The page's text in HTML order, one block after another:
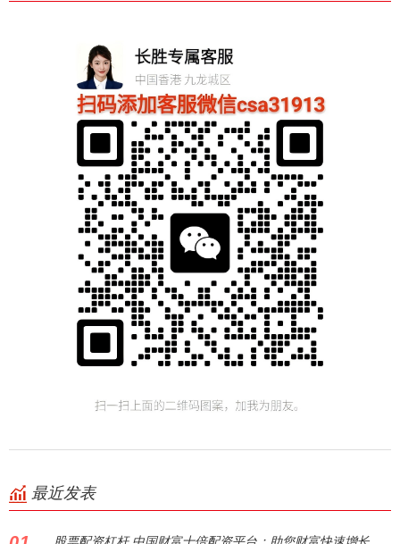
最近发表
股票配资杠杆 中国财富十倍配资平台：助您财富快速增长